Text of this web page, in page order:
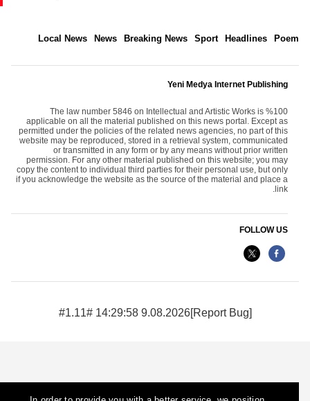
Poem
Headlines
Sport
Breaking News
News
Local News
Yeni Medya Internet Publishing
The law number 5846 on Intellectual and Artistic Works is %100
applicable on all the material published on this news portal. Except as
permitted under the policies of the related news agencies, no part of this
website may be reproduced, stored in a retrieval system, communicated
or transmitted in any form or by any means without prior written
permission. For any other material published on this website; you may
copy the content to individual third parties for their personal use, but only
if you acknowledge the website as the source of the material and place a
link.
FOLLOW US
9.08.2026 14:29:58 #1.11#